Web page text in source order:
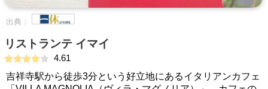
出典：
リストランテ イマイ
4.61
吉祥寺駅から徒歩3分という好立地にあるイタリアンカフェ